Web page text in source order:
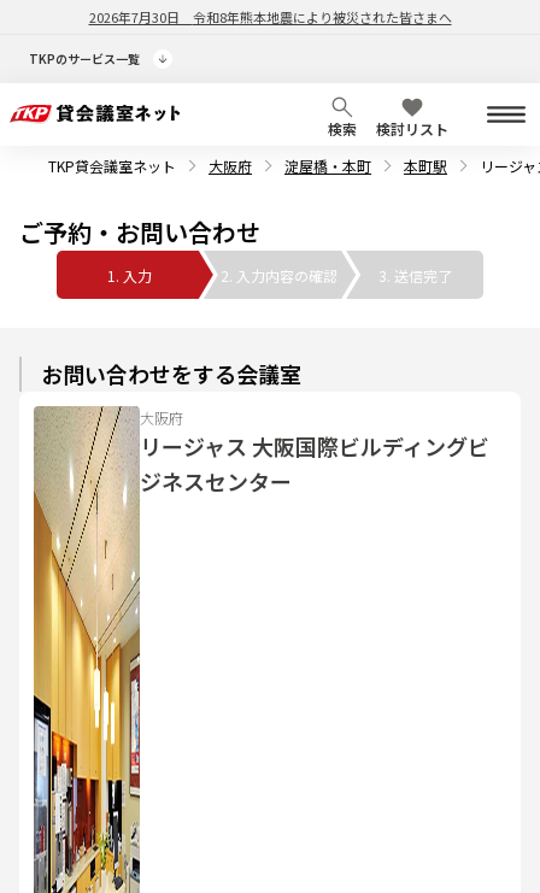
2026年7月30日 令和8年熊本地震により被災された皆さまへ
TKPのサービス一覧
検索
検討リスト
TKP貸会議室ネット
大阪府 淀屋橋・本町 本町駅 リージ
ご予約・お問い合わせ
1. 入力 2. 入力内容の確認 3. 送信完了
お問い合わせをする会議室
大阪府
リージャス 大阪国際ビルディングビ
ジネスセンター